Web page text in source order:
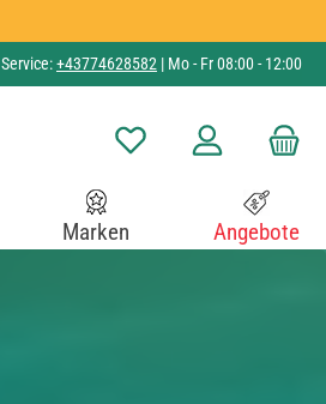
Service:+43774628582 | Mo - Fr 08:00 - 12:00
Du hast 0 Produkte auf
Marken Angebote